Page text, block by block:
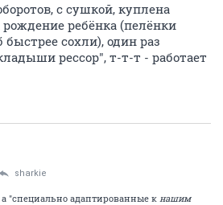
с сушкой, куплена
рождение ребёнка (пелёнки
сохли), один раз
рессор", т-т-т - работает
sharkie
"специально адаптированные к нашим